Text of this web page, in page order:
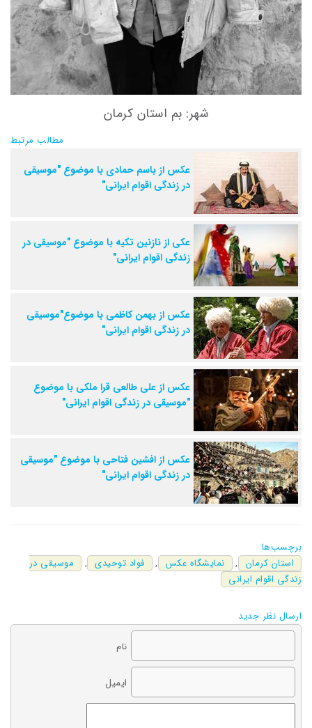
شهر: بم استان کرمان
مطالب مرتبط
عکس از باسم حمادی با موضوع "موسیقی
در زندگی اقوام ایرانی"
عکی از نازنین تکیه با موضوع "موسیقی در
زندگی اقوام ایرانی"
عکس از بهمن کاظمی با موضوع"موسیقی
در زندگی اقوام ایرانی"
عکس از علی طالعی قرا ملکی با موضوع
"موسیقی در زندگی اقوام ایرانی"
عکس از افشین فتاحی با موضوع "موسیقی
در زندگی اقوام ایرانی"
برچسب‌ها
استان کرمان
, نمایشگاه عکس , فواد توحیدی ,
موسیقی در
زندگی اقوام ایرانی
ارسال نظر جدید
نام
ایمیل